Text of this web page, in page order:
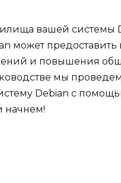
вашей системы
может предоставить
и повышения
мы
Debian с
начнем!